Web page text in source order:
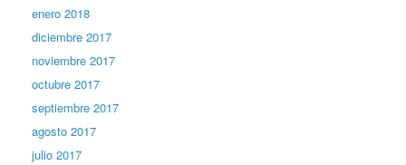
enero 2018
diciembre 2017
noviembre 2017
octubre 2017
septiembre 2017
agosto 2017
julio 2017